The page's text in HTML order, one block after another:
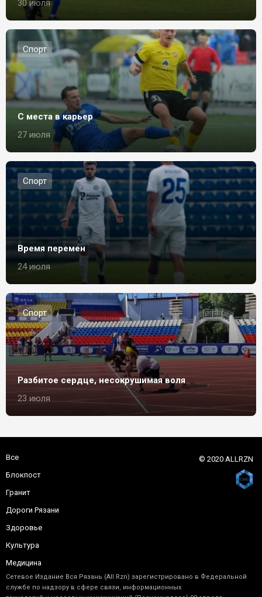
30 июля
Спорт
С места в карьер
27 июля
Спорт
Время перемен
24 июля
Спорт
Разбитое сердце, несокрушимая воля
23 июля
Все
Блокпост
Гранит
Дороги Рязани
Здоровье
Культура
Медицина
Сетевое Издание Вся Рязань (All Rzn) зарегистрировано в Федеральной
службе по надзору в сфере связи, информационных
© 2020 ALLRZN